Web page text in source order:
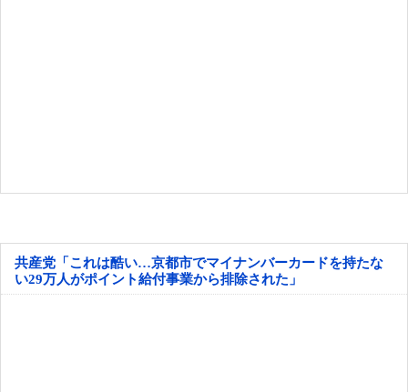
共産党「これは酷い…京都市でマイナンバーカードを持たな
い29万人がポイント給付事業から排除された」